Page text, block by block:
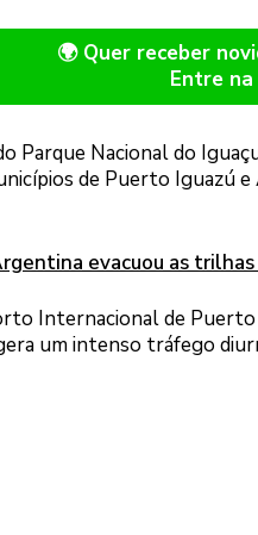
🌍 Quer receber
Entre na
Parque Nacional do
de Puerto Iguazú
evacuou as
Internacional de Puerto
um intenso tráfego